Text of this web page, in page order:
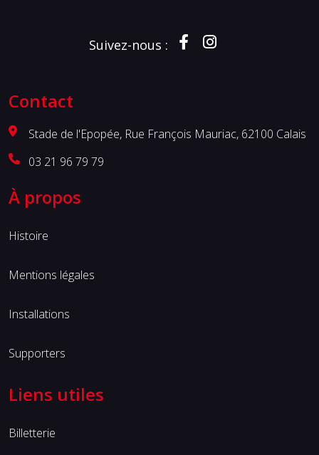
Suivez-nous :
Contact
Stade de l'Epopée, Rue François Mauriac, 62100 Calais
03 21 96 79 79
À propos
Histoire
Mentions légales
Installations
Supporters
Liens utiles
Billetterie